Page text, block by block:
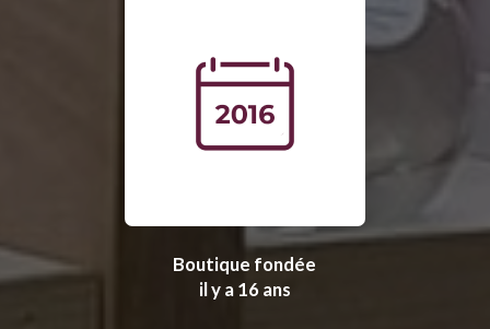
Boutique fondée
il y a 16 ans